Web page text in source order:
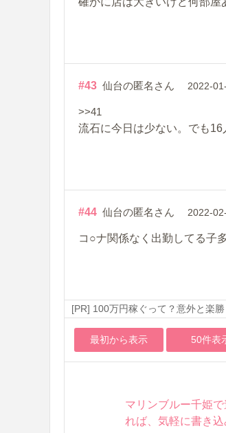
#43 仙台の匿名さん 2022-
>>41
流石に今日は少ない。でも16
#44 仙台の匿名さん 2022-
コ○ナ関係なく出勤してる子
[PR] 100万円稼ぐって？意外と楽
最初から表示 50件表
マリンブルー千姫
れば、気軽に書き込